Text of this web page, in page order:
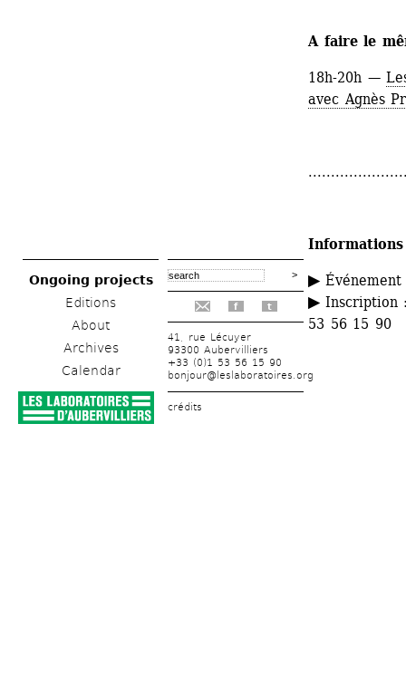
Ongoing projects
Editions
About
Archives
Calendar
f t
41, rue Lécuyer
93300 Aubervilliers
+33 (0)1 53 56 15 90
bonjour@leslaboratoires.org
crédits
A faire le
18h-20h —
avec Agnès
▶
▶Inscription
53 56 15 90